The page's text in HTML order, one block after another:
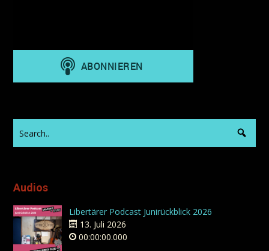
Audios
Libertärer Podcast Junirückblick 2026
13. Juli 2026
00:00:00.000